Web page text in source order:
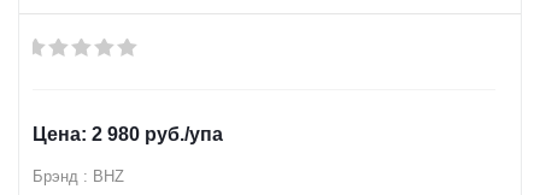
2 980 руб./упа
Брэнд : BHZ